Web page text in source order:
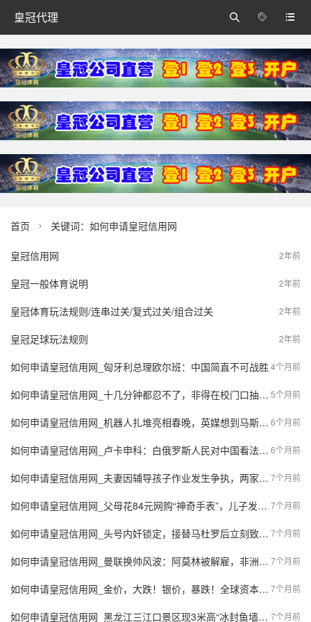
皇冠代理 


首页  关键词：如何申请皇冠信用网
2年前
皇冠信用网
2年前
皇冠一般体育说明
2年前
皇冠体育玩法规则/连串过关/复式过关/组合过关
2年前
皇冠足球玩法规则
4个月前
如何申请皇冠信用网_匈牙利总理欧尔班：中国简直不可战胜
5个月前
如何申请皇冠信用网_十几分钟都忍不了，非得在校门口抽烟？要是您家孩子经过呢？
6个月前
如何申请皇冠信用网_机器人扎堆亮相春晚，英媒想到马斯克那句话：中国早就next level
6个月前
如何申请皇冠信用网_卢卡申科：白俄罗斯人民对中国看法已与以往不同
7个月前
如何申请皇冠信用网_夫妻因辅导孩子作业发生争执，两家人持酒瓶互殴，一人轻伤二级
7个月前
如何申请皇冠信用网_父母花84元网购“神奇手表”，儿子发现能测万物：猫咪血糖5.9，吸尘器血糖7.4，父母：下次不买了
7个月前
如何申请皇冠信用网_头号内奸锁定，接替马杜罗后立刻致信美国，邀美共同制定合作议程，杀父之仇不报了？
7个月前
如何申请皇冠信用网_曼联换帅风波：阿莫林被解雇，非洲杯上三将如何应对挑战？
7个月前
如何申请皇冠信用网_金价，大跌！银价，暴跌！全球资本市场脉络，一周复盘解析
7个月前
如何申请皇冠信用网_黑龙江三江口景区现3米高“冰封鱼墙”，中华鲟等20余种江鱼成“冰琥珀”，去年这些鱼展后还被竞拍